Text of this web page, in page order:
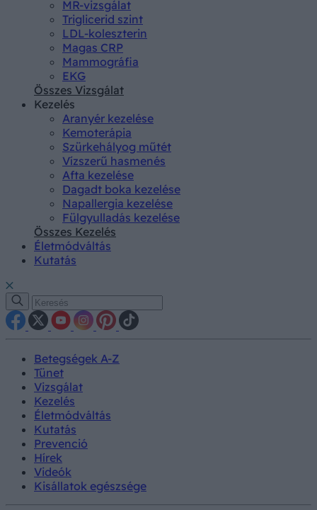
MR-vizsgálat
Triglicerid szint
LDL-koleszterin
Magas CRP
Mammográfia
EKG
Összes Vizsgálat
Kezelés
Aranyér kezelése
Kemoterápia
Szürkehályog műtét
Vízszerű hasmenés
Afta kezelése
Dagadt boka kezelése
Napallergia kezelése
Fülgyulladás kezelése
Összes Kezelés
Életmódváltás
Kutatás
Betegségek A-Z
Tünet
Vizsgálat
Kezelés
Életmódváltás
Kutatás
Prevenció
Hírek
Videók
Kisállatok egészsége